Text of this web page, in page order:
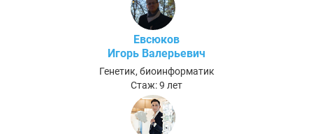
Евсюков
Игорь Валерьевич
Генетик, биоинформатик
Стаж: 9 лет